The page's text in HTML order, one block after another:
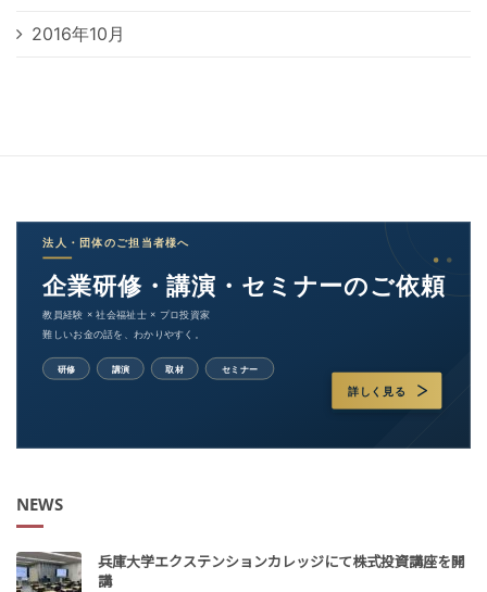
2016年10月
NEWS
兵庫大学エクステンションカレッジにて株式投資講座を開
講